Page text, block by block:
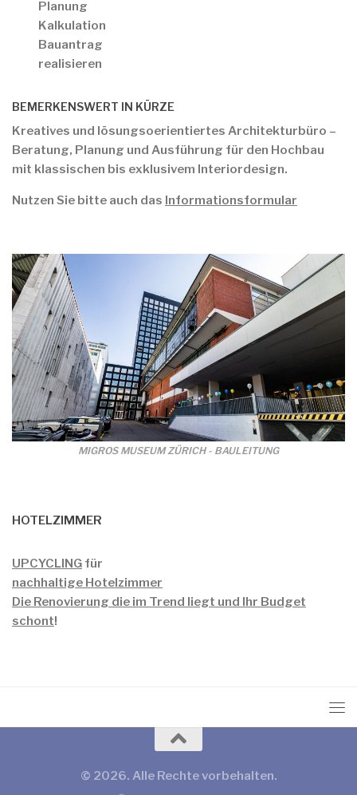
Planung
Kalkulation
Bauantrag
realisieren
BEMERKENSWERT IN KÜRZE
Kreatives und lösungsoerientiertes Architekturbüro –
Beratung, Planung und Ausführung für den Hochbau
mit klassischen bis exklusivem Interiordesign.
Nutzen Sie bitte auch das Informationsformular
MIGROS MUSEUM ZÜRICH - BAULEITUNG
HOTELZIMMER
UPCYCLING für
nachhaltige Hotelzimmer
Die Renovierung die im Trend liegt und Ihr Budget
schont!
© 2026. Alle Rechte vorbehalten.